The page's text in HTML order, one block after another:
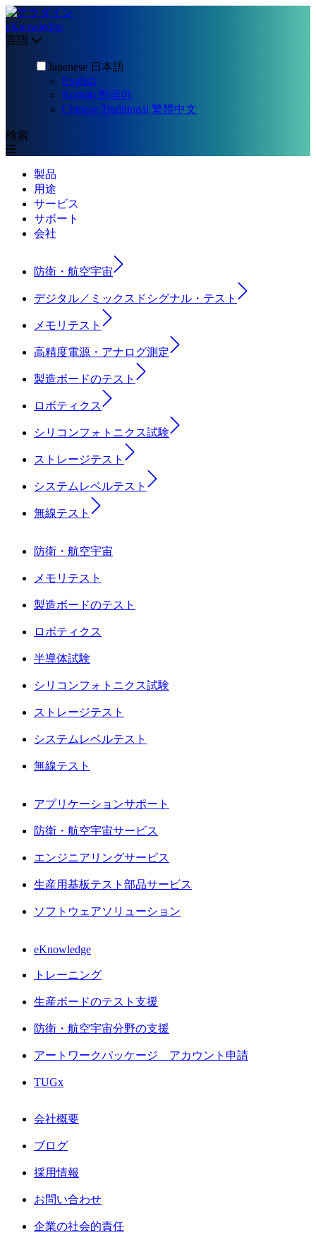
eKnowledge
言語
Japanese 日本語
English
Korean 한국어
Chinese Traditional 繁體中文
検索
製品
用途
サービス
サポート
会社
防衛・航空宇宙
デジタル／ミックスドシグナル・テスト
メモリテスト
高精度電源・アナログ測定
製造ボードのテスト
ロボティクス
シリコンフォトニクス試験
ストレージテスト
システムレベルテスト
無線テスト
防衛・航空宇宙
メモリテスト
製造ボードのテスト
ロボティクス
半導体試験
シリコンフォトニクス試験
ストレージテスト
システムレベルテスト
無線テスト
アプリケーションサポート
防衛・航空宇宙サービス
エンジニアリングサービス
生産用基板テスト部品サービス
ソフトウェアソリューション
eKnowledge
トレーニング
生産ボードのテスト支援
防衛・航空宇宙分野の支援
アートワークパッケージ アカウント申請
TUGx
会社概要
ブログ
採用情報
お問い合わせ
企業の社会的責任